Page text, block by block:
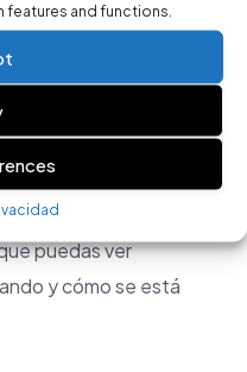
features and functions.
basada en IA
anuncios puede ser
el proceso.
en IA ofrece
puedas ver
y cómo se está